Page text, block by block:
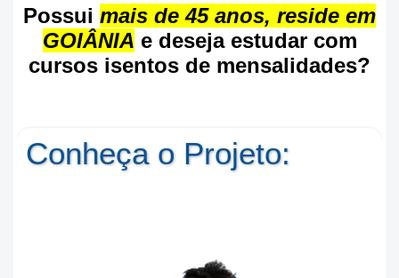
Possui mais de 45 anos, reside em
GOIÂNIA e deseja estudar com
cursos isentos de mensalidades?